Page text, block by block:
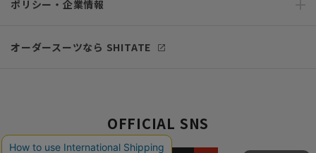
ポリシー・企業情報
オーダースーツなら SHITATE
OFFICIAL SNS